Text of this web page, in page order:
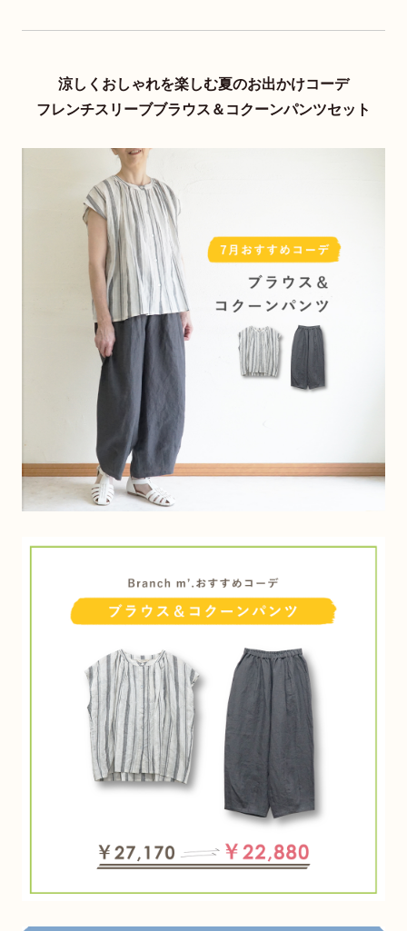
涼しくおしゃれを楽しむ夏のお出かけコーデ
フレンチスリーブブラウス＆コクーンパンツセット